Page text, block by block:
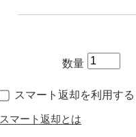
数量
スマート返却を利用する
スマート返却とは